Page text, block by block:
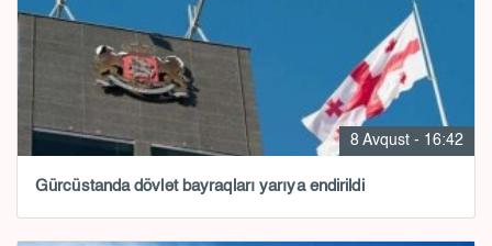
8 Avqust - 16:42
Gürcüstanda dövlət bayraqları yarıya endirildi